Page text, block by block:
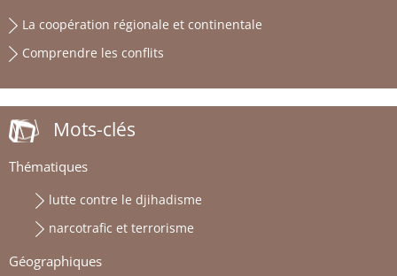
La coopération régionale et continentale
Comprendre les conflits
Mots-clés
Thématiques
lutte contre le djihadisme
narcotrafic et terrorisme
Géographiques